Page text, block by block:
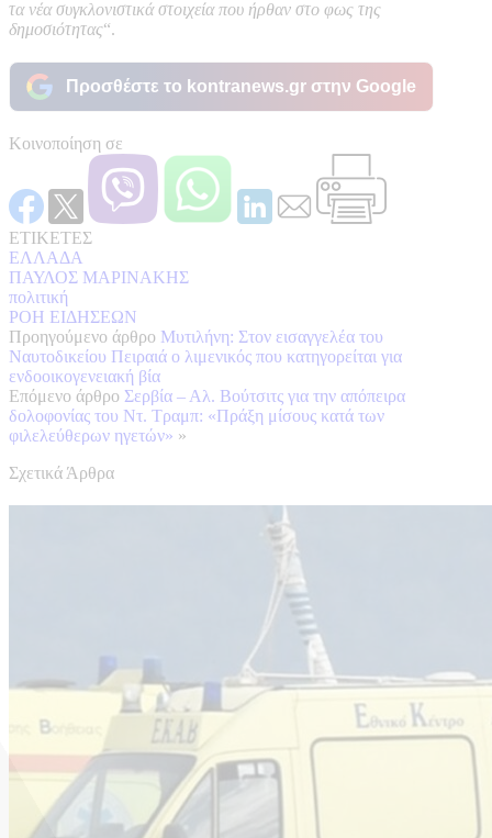
τα νέα συγκλονιστικά στοιχεία που ήρθαν στο φως της
δημοσιότητας“.
Προσθέστε το kontranews.gr στην Google
Κοινοποίηση σε
ΕΤΙΚΕΤΕΣ
ΕΛΛΑΔΑ
ΠΑΥΛΟΣ ΜΑΡΙΝΑΚΗΣ
πολιτική
ΡΟΗ ΕΙΔΗΣΕΩΝ
Προηγούμενο άρθρο Μυτιλήνη: Στον εισαγγελέα του
Ναυτοδικείου Πειραιά ο λιμενικός που κατηγορείται για
ενδοοικογενειακή βία
Επόμενο άρθρο Σερβία – Αλ. Βούτσιτς για την απόπειρα
δολοφονίας του Ντ. Τραμπ: «Πράξη μίσους κατά των
φιλελεύθερων ηγετών» »
Σχετικά Άρθρα